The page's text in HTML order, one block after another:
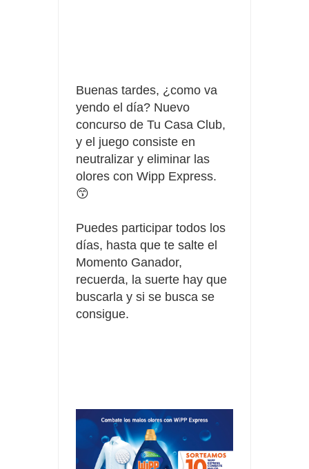
Buenas tardes, ¿como va
yendo el día? Nuevo
concurso de Tu Casa Club,
y el juego consiste en
neutralizar y eliminar las
olores con Wipp Express.
😙
Puedes participar todos los
días, hasta que te salte el
Momento Ganador,
recuerda, la suerte hay que
buscarla y si se busca se
consigue.